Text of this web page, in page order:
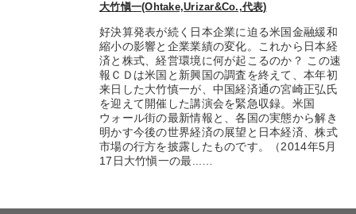
大竹愼一(Ohtake,Urizar&Co.,代表)
好決算発表が続く日本企業に迫る米国金融緩和
縮小の影響と企業業績の変化。これから日本経
済と株式、経営環境に何が起こるのか？ この速
報ＣＤは米国と新興国の調査を終えて、本年初
来日した大竹慎一が、中国経済通の宮崎正弘氏
を迎えて開催した講演会を緊急収録。米国
ウォール街の最新情報と、各国の実態から解き
明かす今後の世界経済の展望と日本経済、株式
市場の行方を披露したものです。（2014年5月
17日大竹愼一の最...…